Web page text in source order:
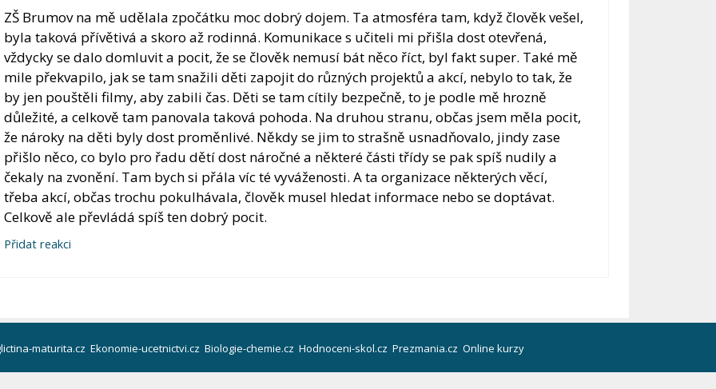
ZŠ Brumov na mě udělala zpočátku moc dobrý dojem. Ta atmosféra tam, když člověk vešel,
byla taková přívětivá a skoro až rodinná. Komunikace s učiteli mi přišla dost otevřená,
vždycky se dalo domluvit a pocit, že se člověk nemusí bát něco říct, byl fakt super. Také mě
mile překvapilo, jak se tam snažili děti zapojit do různých projektů a akcí, nebylo to tak, že
by jen pouštěli filmy, aby zabili čas. Děti se tam cítily bezpečně, to je podle mě hrozně
důležité, a celkově tam panovala taková pohoda. Na druhou stranu, občas jsem měla pocit,
že nároky na děti byly dost proměnlivé. Někdy se jim to strašně usnadňovalo, jindy zase
přišlo něco, co bylo pro řadu dětí dost náročné a některé části třídy se pak spíš nudily a
čekaly na zvonění. Tam bych si přála víc té vyváženosti. A ta organizace některých věcí,
třeba akcí, občas trochu pokulhávala, člověk musel hledat informace nebo se doptávat.
Celkově ale převládá spíš ten dobrý pocit.
Přidat reakci
maturita.cz Ekonomie-ucetnictvi.cz Biologie-chemie.cz Hodnoceni-skol.cz Prezmania.cz Online kurzy